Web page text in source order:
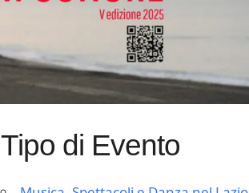
Tipo di Evento